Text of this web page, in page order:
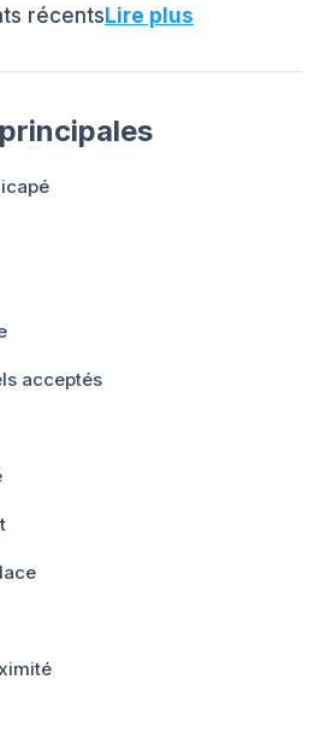
récentsLire plus
acceptés